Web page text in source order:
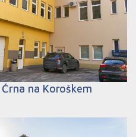
na Koroškem